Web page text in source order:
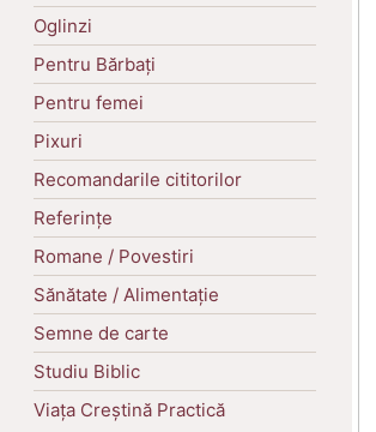
Oglinzi
Pentru Bărbați
Pentru femei
Pixuri
Recomandarile cititorilor
Referințe
Romane / Povestiri
Sănătate / Alimentație
Semne de carte
Studiu Biblic
Viața Creștină Practică